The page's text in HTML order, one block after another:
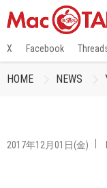
X Facebook
HOME NEWS
2017年12月01日(金)